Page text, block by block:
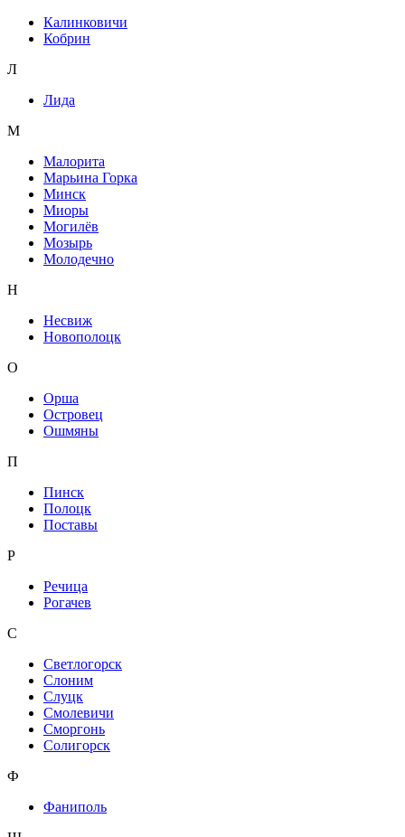
Калинковичи
Кобрин
Л
Лида
М
Малорита
Марьина Горка
Минск
Миоры
Могилёв
Мозырь
Молодечно
Н
Несвиж
Новополоцк
О
Орша
Островец
Ошмяны
П
Пинск
Полоцк
Поставы
Р
Речица
Рогачев
С
Светлогорск
Слоним
Слуцк
Смолевичи
Сморгонь
Солигорск
Ф
Фаниполь